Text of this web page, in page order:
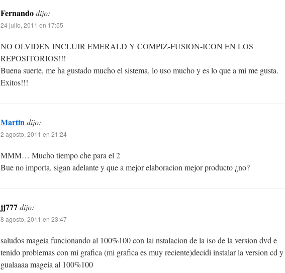
Fernandodijo:
24 julio, 2011 en 17:55
NO OLVIDEN INCLUIR EMERALD Y COMPIZ-FUSION-ICON EN LOS
REPOSITORIOS!!!
Buena suerte, me ha gustado mucho el sistema, lo uso mucho y es lo que a mi me gusta.
Exitos!!!
Martindijo:
2 agosto, 2011 en 21:24
MMM… Mucho tiempo che para el 2
Bue no importa, sigan adelante y que a mejor elaboracion mejor producto ¿no?
jj777dijo:
8 agosto, 2011 en 23:47
saludos mageia funcionando al 100%100 con lai nstalacion de la iso de la version dvd e
tenido problemas con mi grafica (mi grafica es muy reciente)decidi instalar la version cd y
gualaaaa mageia al 100%100